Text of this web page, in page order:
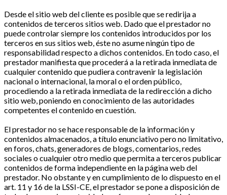
Desde el sitio web del cliente es posible que se redirija a
contenidos de terceros sitios web. Dado que el prestador no
puede controlar siempre los contenidos introducidos por los
terceros en sus sitios web, éste no asume ningún tipo de
responsabilidad respecto a dichos contenidos. En todo caso, el
prestador manifiesta que procederá a la retirada inmediata de
cualquier contenido que pudiera contravenir la legislación
nacional o internacional, la moral o el orden público,
procediendo a la retirada inmediata de la redirección a dicho
sitio web, poniendo en conocimiento de las autoridades
competentes el contenido en cuestión.
El prestador no se hace responsable de la información y
contenidos almacenados, a título enunciativo pero no limitativo,
en foros, chats, generadores de blogs, comentarios, redes
sociales o cualquier otro medio que permita a terceros publicar
contenidos de forma independiente en la página web del
prestador. No obstante y en cumplimiento de lo dispuesto en el
art. 11 y 16 de la LSSI-CE, el prestador se pone a disposición de